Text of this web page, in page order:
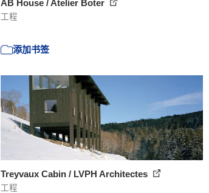
AB House / Atelier Boter
工程
添加书签
Treyvaux Cabin / LVPH Architectes
工程